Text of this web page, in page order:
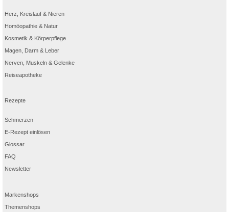
Herz, Kreislauf & Nieren
Homöopathie & Natur
Kosmetik & Körperpflege
Magen, Darm & Leber
Nerven, Muskeln & Gelenke
Reiseapotheke
Rezepte
Schmerzen
E-Rezept einlösen
Glossar
FAQ
Newsletter
Markenshops
Themenshops